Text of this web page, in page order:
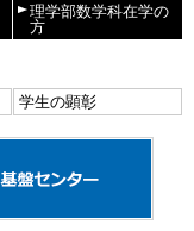
理学部数学科在学の
方
学生の顕彰